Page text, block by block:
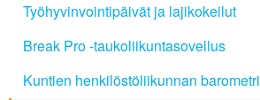
Työhyvinvointipäivät ja lajikokeilut
Break Pro -taukoliikuntasovellus
Kuntien henkilöstöliikunnan barometri